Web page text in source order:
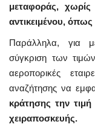
μεταφοράς,
αντικειμένου, όπως
Παράλληλα, για
σύγκριση των
αεροπορικές
αναζήτησης να
κράτησης την τιμή
χειραποσκευής.